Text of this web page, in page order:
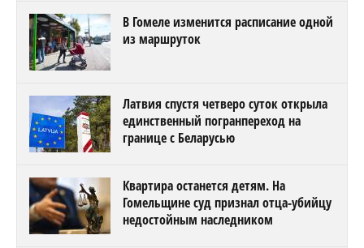
В Гомеле изменится расписание одной
из маршруток
Латвия спустя четверо суток открыла
единственный погранпереход на
границе с Беларусью
Квартира останется детям. На
Гомельщине суд признал отца-убийцу
недостойным наследником